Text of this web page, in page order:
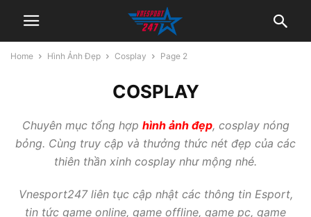
Home Hình Ảnh Đẹp Cosplay Page 2
COSPLAY
Chuyên mục tổng hợp hình ảnh đẹp, cosplay nóng
bỏng. Cùng truy cập và thưởng thức nét đẹp của các
thiên thần xinh cosplay như mộng nhé.
Vnesport247 liên tục cập nhật các thông tin Esport,
tin tức game online, game offline, game pc, game